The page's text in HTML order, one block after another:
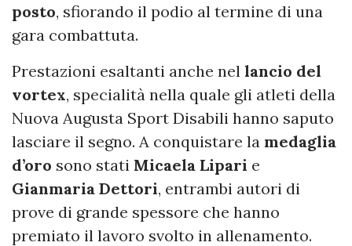
posto, sfiorando il podio al termine di una
gara combattuta.
Prestazioni esaltanti anche nel lancio del
vortex, specialità nella quale gli atleti della
Nuova Augusta Sport Disabili hanno saputo
lasciare il segno. A conquistare la medaglia
d’oro sono stati Micaela Lipari e
Gianmaria Dettori, entrambi autori di
prove di grande spessore che hanno
premiato il lavoro svolto in allenamento.